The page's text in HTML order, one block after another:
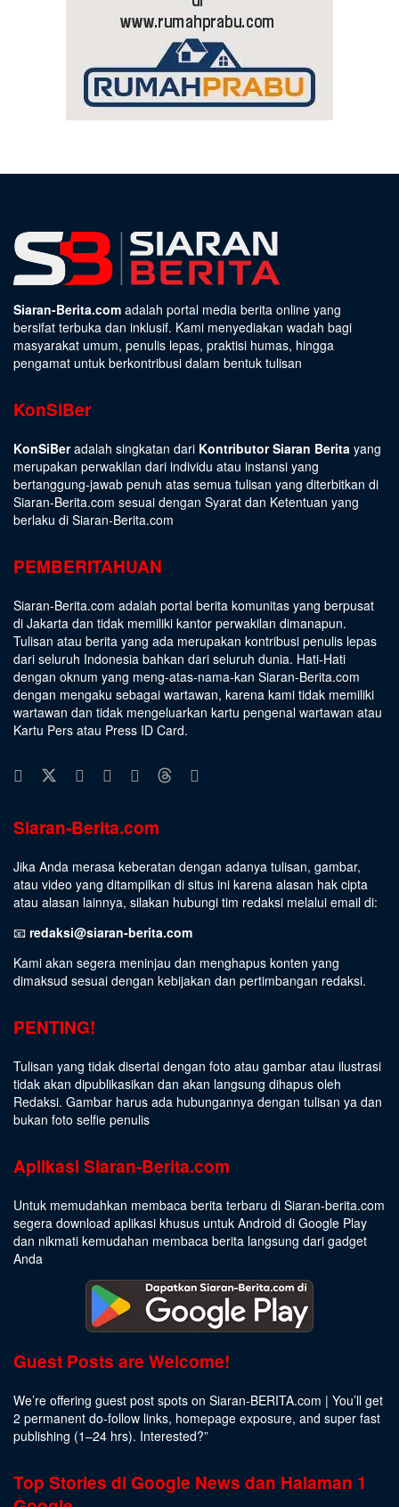
Siaran-Berita.com adalah portal media berita online yang
bersifat terbuka dan inklusif. Kami menyediakan wadah bagi
masyarakat umum, penulis lepas, praktisi humas, hingga
pengamat untuk berkontribusi dalam bentuk tulisan
KonSiBer
KonSiBeradalah singkatan dari Kontributor Siaran Berita yang
merupakan perwakilan dari individu atau instansi yang
bertanggung-jawab penuh atas semua tulisan yang diterbitkan di
Siaran-Berita.com sesuai dengan Syarat dan Ketentuan yang
berlaku di Siaran-Berita.com
PEMBERITAHUAN
Siaran-Berita.com adalah portal berita komunitas yang berpusat
di Jakarta dan tidak memiliki kantor perwakilan dimanapun.
Tulisan atau berita yang ada merupakan kontribusi penulis lepas
dari seluruh Indonesia bahkan dari seluruh dunia. Hati-Hati
dengan oknum yang meng-atas-nama-kan Siaran-Berita.com
dengan mengaku sebagai wartawan, karena kami tidak memiliki
wartawan dan tidak mengeluarkan kartu pengenal wartawan atau
Kartu Pers atau Press ID Card.
Siaran-Berita.com
Jika Anda merasa keberatan dengan adanya tulisan, gambar,
atau video yang ditampilkan di situs ini karena alasan hak cipta
atau alasan lainnya, silakan hubungi tim redaksi melalui email di:
📧 redaksi@siaran-berita.com
Kami akan segera meninjau dan menghapus konten yang
dimaksud sesuai dengan kebijakan dan pertimbangan redaksi.
PENTING!
Tulisan yang tidak disertai dengan foto atau gambar atau ilustrasi
tidak akan dipublikasikan dan akan langsung dihapus oleh
Redaksi. Gambar harus ada hubungannya dengan tulisan ya dan
bukan foto selfie penulis
Aplikasi Siaran-Berita.com
Untuk memudahkan membaca berita terbaru di Siaran-berita.com
segera download aplikasi khusus untuk Android di Google Play
dan nikmati kemudahan membaca berita langsung dari gadget
Anda
Guest Posts are Welcome!
We’re offering guest post spots on Siaran-BERITA.com | You’ll get
2 permanent do-follow links, homepage exposure, and super fast
publishing (1–24 hrs). Interested?”
Top Stories di Google News dan Halaman 1